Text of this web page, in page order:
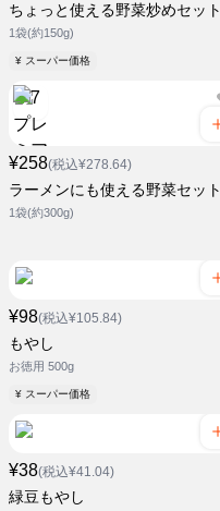
ちょっと使える野菜炒めセット
1袋(約150g)
¥ スーパー価格
¥258(税込¥278.64)
ラーメンにも使える野菜セット
1袋(約300g)
¥98(税込¥105.84)
もやし
お徳用 500g
¥ スーパー価格
¥38(税込¥41.04)
緑豆もやし